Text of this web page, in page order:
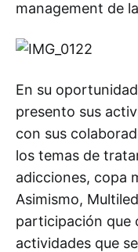
management de
En su
presento sus
con sus
los temas de
adicciones, copa
Asimismo,
participación que
actividades que